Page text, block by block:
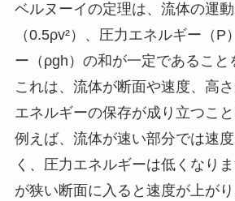
ベルヌーイの定理は、流体の運
（0.5ρv²）、圧力エネルギー（
ー（ρgh）の和が一定であること
これは、流体が断面や速度、高さ
エネルギーの保存が成り立つこと
例えば、流体が速い部分では速
く、圧力エネルギーは低くなり
が狭い断面に入ると速度が上が